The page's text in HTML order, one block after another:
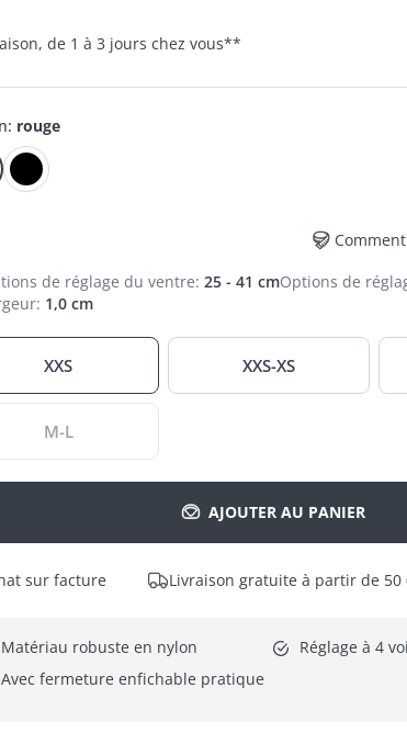
de 1 à 3 jours chez vous**
: rouge
de réglage du ventre: 25 - 41 cmOptions de
: 1,0 cm
XXS XXS-XS
M-L
AJOUTER AU PANIER
sur facture Livraison gratuite à partir de 50
Matériau robuste en nylon
Réglage à 4
Avec fermeture enfichable pratique